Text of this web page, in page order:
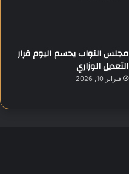
مجلس النواب يحسم اليوم قرار
التعديل الوزاري
فبراير 10, 2026